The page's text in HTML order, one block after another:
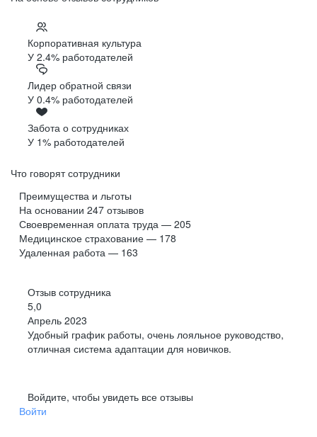
Корпоративная культура
У 2.4% работодателей
Лидер обратной связи
У 0.4% работодателей
Забота о сотрудниках
У 1% работодателей
Что говорят сотрудники
Преимущества и льготы
На основании 247 отзывов
Своевременная оплата труда — 205
Медицинское страхование — 178
Удаленная работа — 163
Отзыв сотрудника
5,0
Апрель 2023
Удобный график работы, очень лояльное руководство,
отличная система адаптации для новичков.
Войдите, чтобы увидеть все отзывы
Войти